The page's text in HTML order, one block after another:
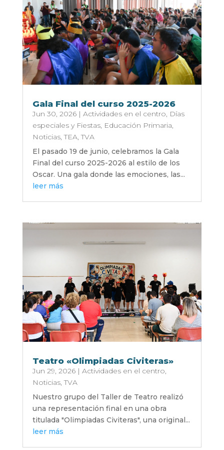
Gala Final del curso 2025-2026
Jun 30, 2026| Actividades en el centro, Días
especiales y Fiestas, Educación Primaria,
Noticias,TEA,TVA
El pasado 19 de junio, celebramos la Gala
Final del curso 2025-2026 al estilo de los
Oscar. Una gala donde las emociones, las...
leer más
Teatro «Olimpiadas Civiteras»
Jun 29, 2026| Actividades en el centro,
Noticias,TVA
Nuestro grupo del Taller de Teatro realizó
una representación final en una obra
titulada "Olimpiadas Civiteras", una original...
leer más